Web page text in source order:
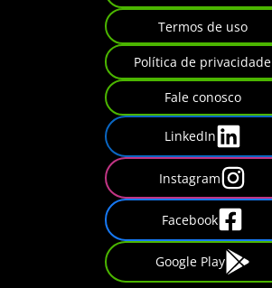
Termos de uso
Política de privacidade
Fale conosco
LinkedIn
Instagram
Facebook
Google Play